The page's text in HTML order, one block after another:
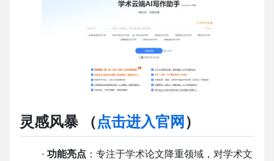
灵感风暴（点击进入官网 ）
· 功能亮点 ：专注于学术论文降重领域，对学术文